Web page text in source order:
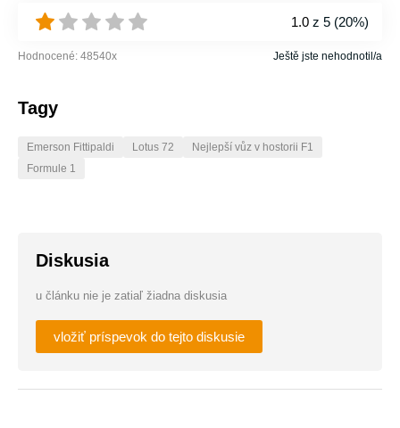
1.0 z 5 (20%)
Hodnocené: 48540x Ještě jste nehodnotil/a
Tagy
Emerson Fittipaldi Lotus 72
Nejlepší vůz v hostorii F1
Formule 1
Diskusia
u článku nie je zatiaľ žiadna diskusia
vložiť príspevok do tejto diskusie